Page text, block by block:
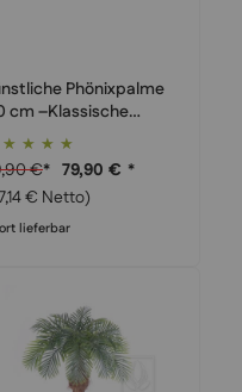
Phönixpalme
cm –Klassische
tropisch
€* 79,90 € *
€ Netto)
lieferbar